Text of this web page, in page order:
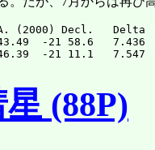
(2000) Decl.
-21 58.6
(88P)